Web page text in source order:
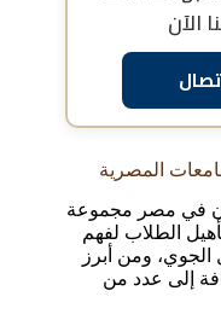
الآن
المصرية
في مصر مجموعة
الطلاب لفهم
ومن أبرز
إلى عدد من